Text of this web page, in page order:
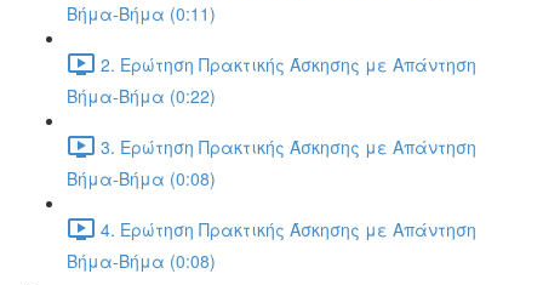
Βήμα-Βήμα (0:11)
2. Ερώτηση Πρακτικής Άσκησης με Απάντηση
Βήμα-Βήμα (0:22)
3. Ερώτηση Πρακτικής Άσκησης με Απάντηση
Βήμα-Βήμα (0:08)
4. Ερώτηση Πρακτικής Άσκησης με Απάντηση
Βήμα-Βήμα (0:08)